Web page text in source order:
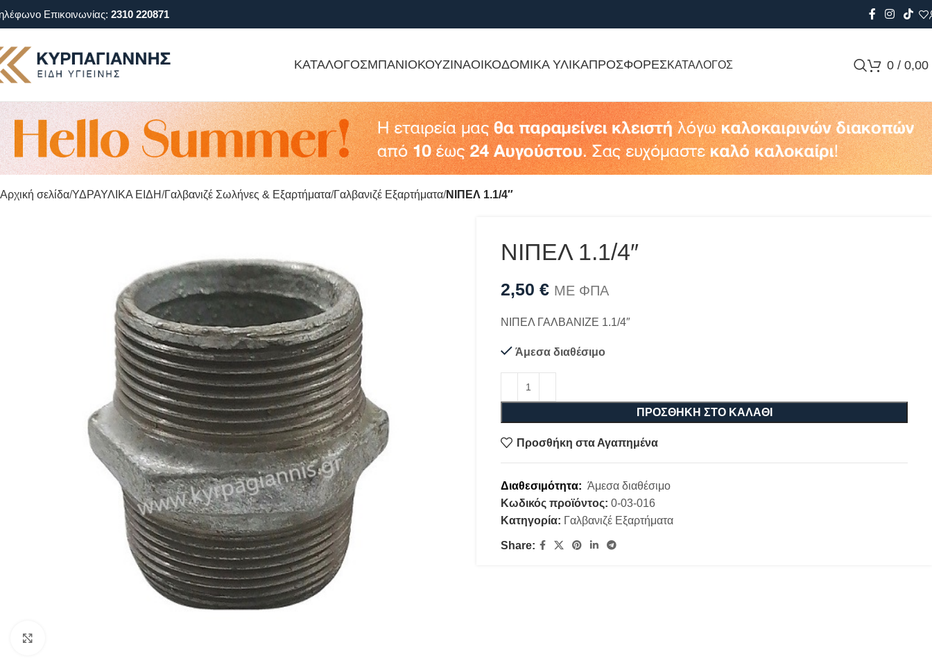
Επικοινωνίας: 2310 220871
ΚΑΤΑΛΟΓΟΣΜΠΑΝΙΟΚΟΥΖΙΝΑΟΙΚΟΔΟΜΙΚΑ ΥΛΙΚΑΠΡΟΣΦΟΡΕΣΚΑΤΑΛΟΓΟΣ 0 / 0,00
Αρχική σελίδα ΥΔΡΑΥΛΙΚΑ ΕΙΔΗ Γαλβανιζέ Σωλήνες & Εξαρτήματα Γαλβανιζέ Εξαρτήματα ΝΙΠΕΛ 1.1/4″
ΝΙΠΕΛ 1.1/4″
2,50 € ΜΕ ΦΠΑ
ΝΙΠΕΛ ΓΑΛΒΑΝΙΖΕ 1.1/4″
Άμεσα διαθέσιμο
ΠΡΟΣΘΉΚΗ ΣΤΟ ΚΑΛΆΘΙ
Προσθήκη στα Αγαπημένα
Διαθεσιμότητα: Άμεσα διαθέσιμο
Κωδικός προϊόντος: 0-03-016
Κατηγορία: Γαλβανιζέ Εξαρτήματα
Share: